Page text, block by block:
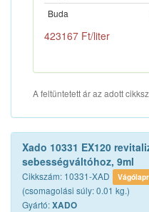
Buda
423167 Ft/liter
A feltüntetett ár az adott
Xado 10331 EX120
sebességváltóhoz, 9ml
Cikkszám: 10331-XAD
(csomagolási súly: 0.01 kg.)
Gyártó:XADO